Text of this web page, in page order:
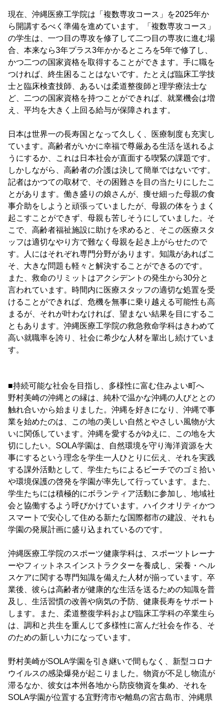
現在、沖縄医療工学院は「複数専攻コース」を2025年か
ら開講するべく準備を進めています。「複数専攻コース」
の学生は、一つ目の専攻を修了して二つ目の専攻に進む場
合、本来なら3年プラス3年かかるところを5年で修了し、
かつ二つの国家資格を取得することができます。手に職を
つければ、終生困ることはないです。たとえば臨床工学技
士と臨床検査技師、あるいは柔道整復師と理学療法士な
ど、二つの国家資格を持つことができれば、就業機会は増
え、平均を大きく上回る給与が保障されます。
日本は世界一の長寿国となって久しく、医療制度も充実し
ています。高齢者がいかに幸福で尊厳ある生活を送れるよ
うにするか、これは日本社会が直面する喫緊の課題です。
しかしながら、高齢者の介護は決して簡単ではないです。
記者はかつての取材で、その困難さを目の当たりにしたこ
とがあります。働き盛りの娘さんが、痩せ細った母親の食
事介助をしようと頑張っていましたが、母親の体をうまく
起こすことができず、母親も苦しそうにしていました。そ
こで、高齢者福祉施設に助けを求めると、そこの医療スタ
ッフは適切なやり方で難なく母親を起き上がらせたので
す。人にはそれぞれ専門分野があります。知識があればこ
そ、大きな問題も軽々と解決することができるのです。
また、救命のリミットはアクシデントの発生から30分と
言われています。時間内に医療スタッフの適切な処置を受
けることができれば、危機を無事に乗り越える可能性も高
まるが、それが叶わなければ、望まない結果を目にするこ
ともあります。沖縄医療工学院の救急救命学科はきわめて
高い就職率を誇り、社会に希少な人材を輩出し続けていま
す。
■持続可能な社会を目指し、多様性に富む住みよい町へ
野村美崎の沖縄との縁は、純朴で温かな沖縄の人びととの
触れ合いから始まりました。沖縄を好きになり、沖縄で事
業を始めたのは、この地の美しい自然とやさしい風物が大
いに関係しています。沖縄を愛するがゆえに、この地を大
切にしたい。SOLA学園は、自然環境を守り海洋資源を大
事にするという理念を学生一人ひとりに伝え、それを実践
する課外活動として、学生たちによるビーチでのゴミ拾い
や環境保護の啓発を学園が率先して行っています。また、
学生たちには積極的にボランティア活動に参加し、地域社
会と協働するよう呼びかけています。ハイクオリティかつ
スマートで安心して住める新たな国際都市の建設、それも
学園の発展計画に盛り込まれているのです。
沖縄医療工学院のスポーツ健康学科は、スポーツトレーナ
ーやフィットネスインストラクターを養成し、栄養・ヘル
スケアに関する専門知識を備えた人材が揃っています。卒
業後、彼らは高齢者が健康的な生活を送るための知識を普
及し、生活習慣の改善や病気の予防、健康長寿をサポート
します。また、柔道整復学科および臨床工学科の卒業生ら
は、調和と共生を重んじて多様性に富んだ社会を作る、そ
のための新しい力になっています。
野村美崎がSOLA学園を引き継いで間もなく、新型コロナ
ウイルスの感染爆発が起こりました。物資が不足し物流が
滞るなか、彼女は本州各地から防疫物資を集め、それを
SOLA学園が位置する宜野湾市や離島の宮古島市、沖縄県